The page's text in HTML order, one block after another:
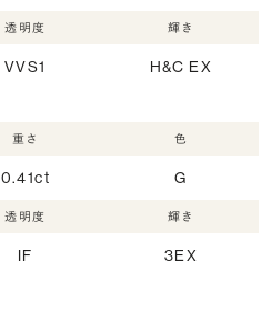
透明度
VVS1
輝き
H&C EX
重さ
0.41ct
色
G
透明度
IF
輝き
3EX